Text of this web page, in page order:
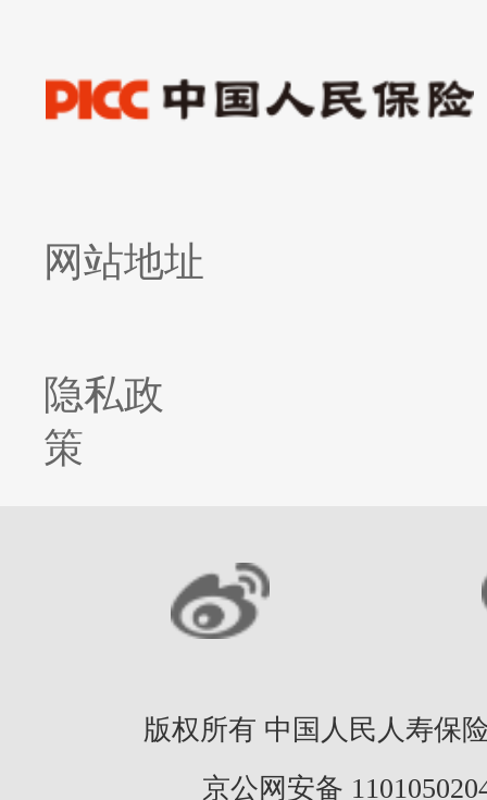
网站地址
隐私政
策
版权所有 中国人民人寿保
京公网安备